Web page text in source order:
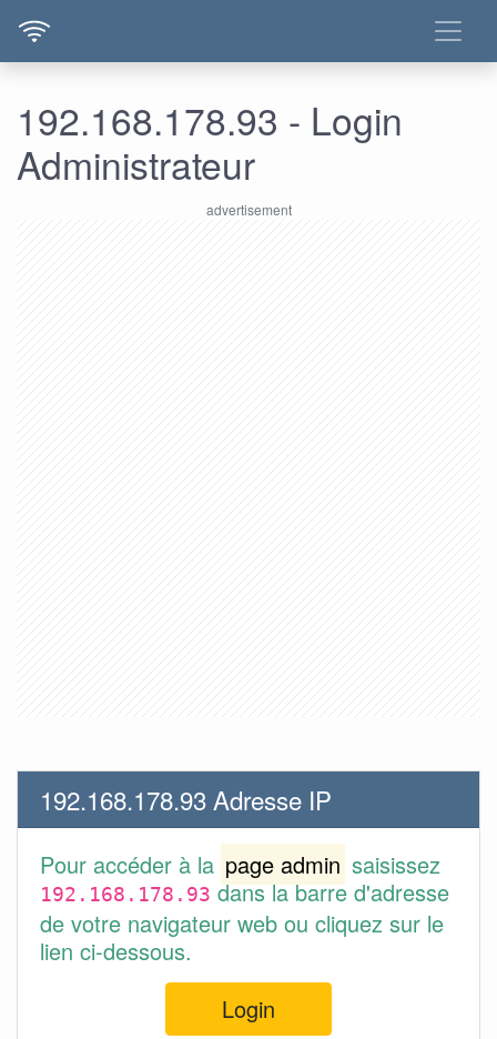
192.168.178.93 - Login
Administrateur
192.168.178.93 Adresse IP
Pour accéder à la page admin saisissez
192.168.178.93 dans la barre d'adresse
de votre navigateur web ou cliquez sur le
lien ci-dessous.
Login